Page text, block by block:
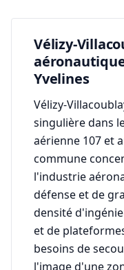
Vélizy-
Yvelines
Vélizy-
singulière dans
aérienne 107 et
commune
l'industrie
défense et de
densité
et de
besoins de
l'image d'une